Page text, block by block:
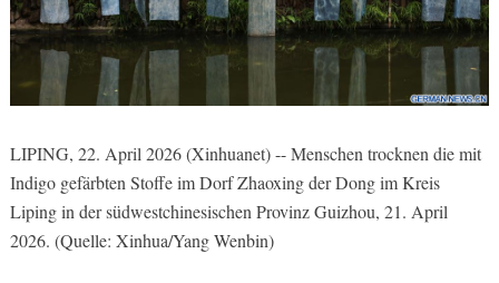
LIPING, 22. April 2026 (Xinhuanet) -- Menschen trocknen die mit
Indigo gefärbten Stoffe im Dorf Zhaoxing der Dong im Kreis
Liping in der südwestchinesischen Provinz Guizhou, 21. April
2026. (Quelle: Xinhua/Yang Wenbin)